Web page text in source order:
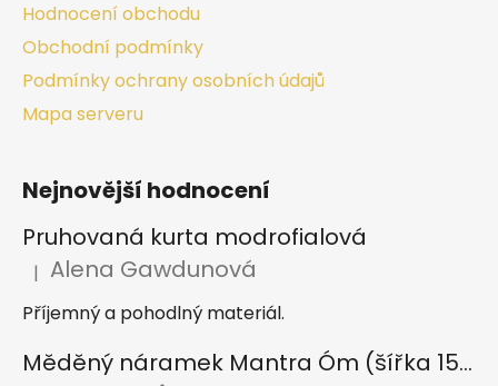
Hodnocení obchodu
Obchodní podmínky
Podmínky ochrany osobních údajů
Mapa serveru
Nejnovější hodnocení
Pruhovaná kurta modrofialová
Hodnocení produktu je 5 z 5 hvězdiček.
| Alena Gawdunová
Příjemný a pohodlný materiál.
Měděný náramek Mantra Óm (šířka 15 mm)